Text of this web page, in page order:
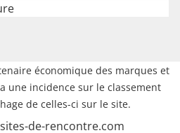
économique des marques et
une incidence sur le classement
de celles-ci sur le site.
de-rencontre.com